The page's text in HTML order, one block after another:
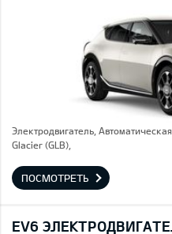
Электродвигатель, Автоматическая
Glacier (GLB),
ПОСМОТРЕТЬ
EV6